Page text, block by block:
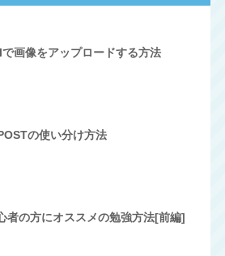
画像をアップロードする方法
の使い分け方法
者の方にオススメの勉強方法[前編]